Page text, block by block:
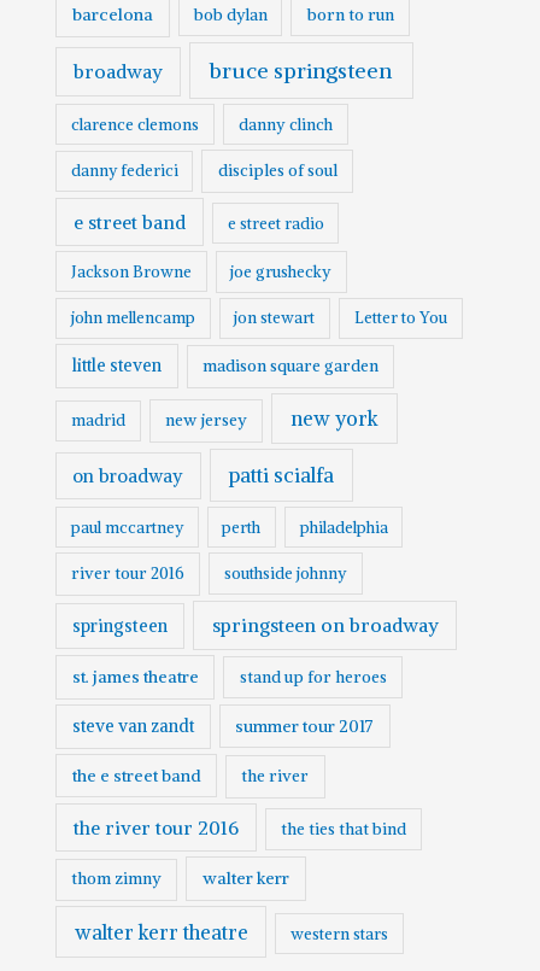
barcelona bob dylan born to run
broadway bruce springsteen
clarence clemons danny clinch
danny federici disciples of soul
e street band e street radio
Jackson Browne joe grushecky
john mellencamp jon stewart Letter to You
little steven madison square garden
madrid new jersey new york
on broadway patti scialfa
paul mccartney perth philadelphia
river tour 2016 southside johnny
springsteen springsteen on broadway
st. james theatre stand up for heroes
steve van zandt summer tour 2017
the e street band the river
the river tour 2016 the ties that bind
thom zimny walter kerr
walter kerr theatre western stars